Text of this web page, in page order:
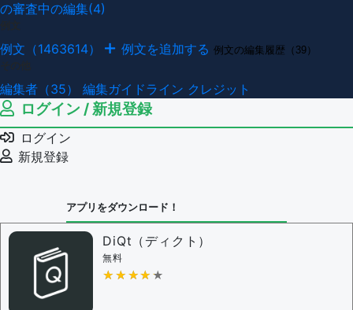
の審査中の編集(4)
例文（1463614） 例文を追加する 例文の編集履歴（39）
編集者（35） 編集ガイドライン クレジット
ログイン / 新規登録
ログイン
新規登録
アプリをダウンロード！
DiQt（ディクト）
無料
★★★★★
★★★★★